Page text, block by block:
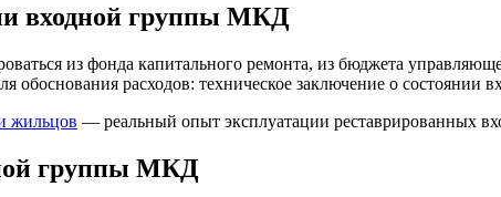
входной группы МКД
из фонда капитального ремонта, из бюджета
обоснования расходов: техническое заключение о
жильцов — реальный опыт эксплуатации реставрированных
группы МКД